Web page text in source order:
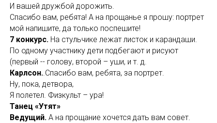
И вашей дружбой дорожить.
Спасибо вам, ребята! А на прощанье я прошу: портрет
мой напишите, да только поспешите!
7 конкурс. На стульчике лежат листок и карандаши.
По одному участнику дети подбегают и рисуют
(первый -- голову, второй – уши, и т. д.
Карлсон..Спасибо вам, ребята, за портрет.
Ну, пока, детвора,
Я полетел. Физкульт – ура!
Танец «Утят»
Ведущий. А на прощание хочется дать вам совет.